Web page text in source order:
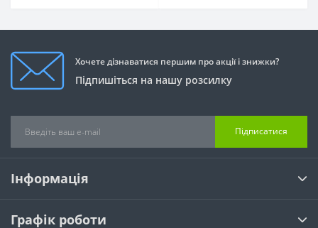
Хочете дізнаватися першим про акції і знижки?
Підпишіться на нашу розсилку
Підписатися
Інформація
Графік роботи